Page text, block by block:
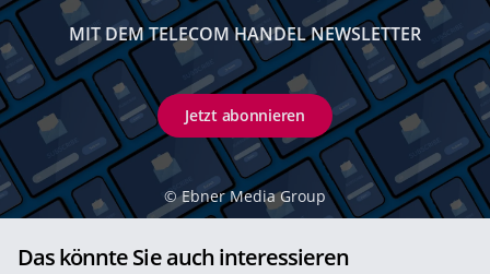
MIT DEM TELECOM HANDEL NEWSLETTER
Jetzt abonnieren
© Ebner Media Group
Das könnte Sie auch interessieren